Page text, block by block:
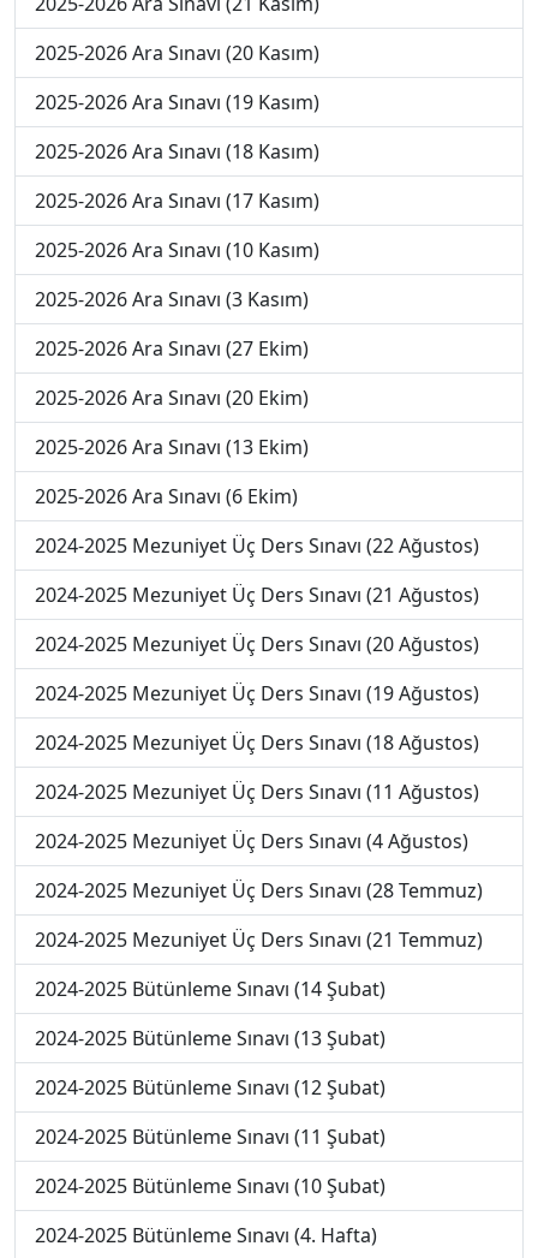
2025-2026 Ara Sınavı (20 Kasım)
2025-2026 Ara Sınavı (19 Kasım)
2025-2026 Ara Sınavı (18 Kasım)
2025-2026 Ara Sınavı (17 Kasım)
2025-2026 Ara Sınavı (10 Kasım)
2025-2026 Ara Sınavı (3 Kasım)
2025-2026 Ara Sınavı (27 Ekim)
2025-2026 Ara Sınavı (20 Ekim)
2025-2026 Ara Sınavı (13 Ekim)
2025-2026 Ara Sınavı (6 Ekim)
2024-2025 Mezuniyet Üç Ders Sınavı (22 Ağustos)
2024-2025 Mezuniyet Üç Ders Sınavı (21 Ağustos)
2024-2025 Mezuniyet Üç Ders Sınavı (20 Ağustos)
2024-2025 Mezuniyet Üç Ders Sınavı (19 Ağustos)
2024-2025 Mezuniyet Üç Ders Sınavı (18 Ağustos)
2024-2025 Mezuniyet Üç Ders Sınavı (11 Ağustos)
2024-2025 Mezuniyet Üç Ders Sınavı (4 Ağustos)
2024-2025 Mezuniyet Üç Ders Sınavı (28 Temmuz)
2024-2025 Mezuniyet Üç Ders Sınavı (21 Temmuz)
2024-2025 Bütünleme Sınavı (14 Şubat)
2024-2025 Bütünleme Sınavı (13 Şubat)
2024-2025 Bütünleme Sınavı (12 Şubat)
2024-2025 Bütünleme Sınavı (11 Şubat)
2024-2025 Bütünleme Sınavı (10 Şubat)
2024-2025 Bütünleme Sınavı (4. Hafta)